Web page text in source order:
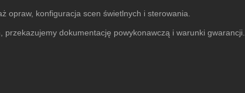
opraw, konfiguracja scen świetlnych i sterowania.
przekazujemy dokumentację powykonawczą i warunki gwarancji.